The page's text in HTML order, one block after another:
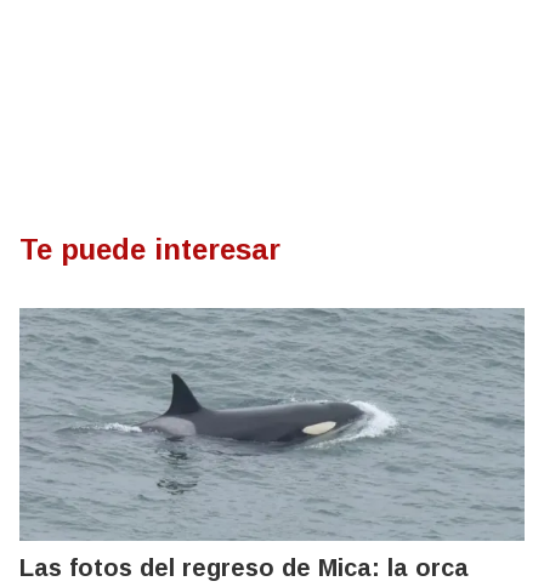
Te puede interesar
Las fotos del regreso de Mica: la orca